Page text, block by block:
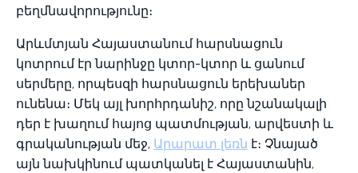
բեղմնավորությունը։
Արևմտյան Հայաստանում հարսնացուն
կոտրում էր նարինջը կտոր-կտոր և ցանում
սերմերը, որպեսզի հարսնացուն երեխաներ
ունենա։ Մեկ այլ խորհրդանիշ, որը նշանակալի
դեր է խաղում հայոց պատմության, արվեստի և
գրականության մեջ, Արարատ լեռն է։ Չնայած
այն նախկինում պատկանել է Հայաստանին,